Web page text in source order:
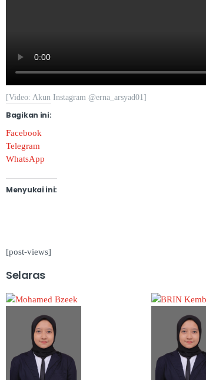
[Video: Akun Instagram @erna_arsyad01]
Bagikan ini:
Facebook
Telegram
WhatsApp
Menyukai ini:
[post-views]
Selaras